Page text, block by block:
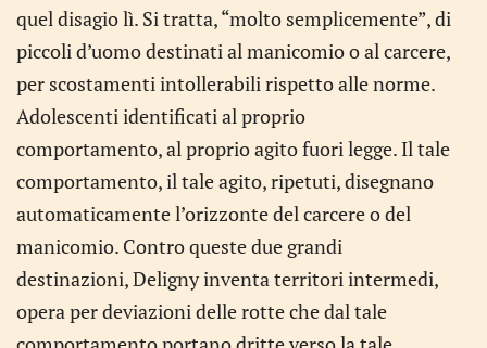
quel disagio lì. Si tratta, “molto semplicemente”, di
piccoli d’uomo destinati al manicomio o al carcere,
per scostamenti intollerabili rispetto alle norme.
Adolescenti identificati al proprio
comportamento, al proprio agito fuori legge. Il tale
comportamento, il tale agito, ripetuti, disegnano
automaticamente l’orizzonte del carcere o del
manicomio. Contro queste due grandi
destinazioni, Deligny inventa territori intermedi,
opera per deviazioni delle rotte che dal tale